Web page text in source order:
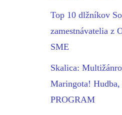
Top 10 dlžníkov
zamestnávatelia z
SME
Skalica:
Maringota!
PROGRAM